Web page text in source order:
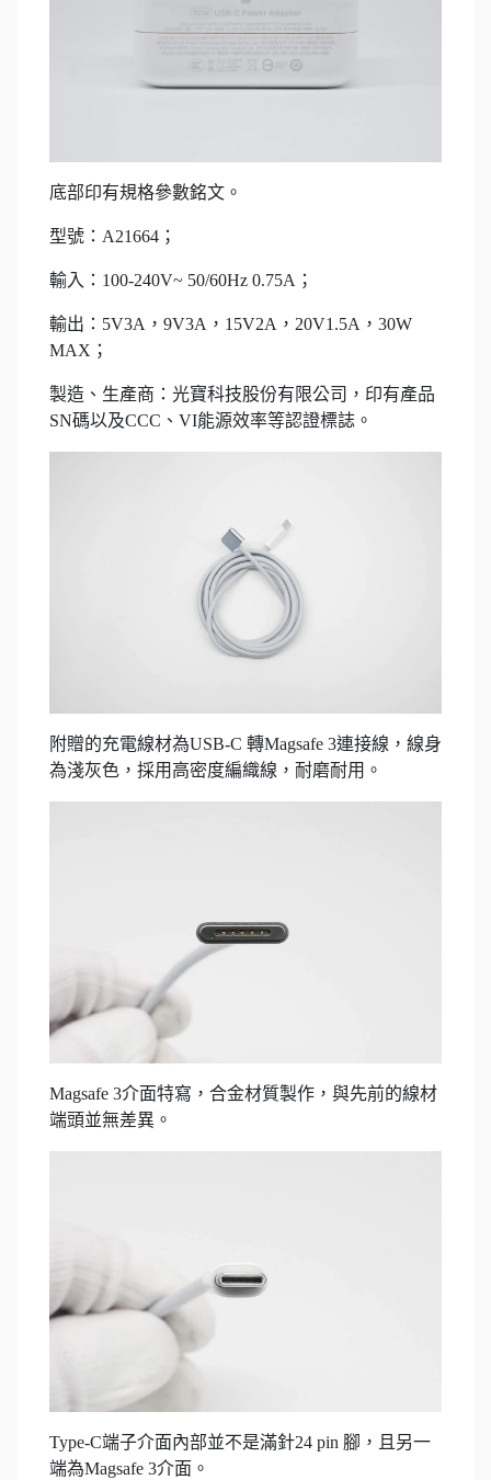
底部印有規格參數銘文。
型號：A21664；
輸入：100-240V~ 50/60Hz 0.75A；
輸出：5V3A，9V3A，15V2A，20V1.5A，30W
MAX；
製造、生產商：光寶科技股份有限公司，印有產品
SN碼以及CCC、VI能源效率等認證標誌。
附贈的充電線材為USB-C 轉Magsafe 3連接線，線身
為淺灰色，採用高密度編織線，耐磨耐用。
Magsafe 3介面特寫，合金材質製作，與先前的線材
端頭並無差異。
Type-C端子介面內部並不是滿針24 pin 腳，且另一
端為Magsafe 3介面。